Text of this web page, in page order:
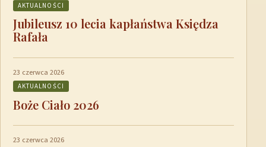
AKTUALNOŚCI
Jubileusz 10 lecia kapłaństwa Księdza
Rafała
23 czerwca 2026
AKTUALNOŚCI
Boże Ciało 2026
23 czerwca 2026